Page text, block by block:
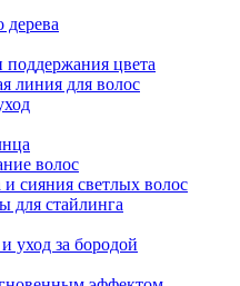
цвета
линия для волос
волос
сияния светлых волос
для стайлинга
уход за бородой